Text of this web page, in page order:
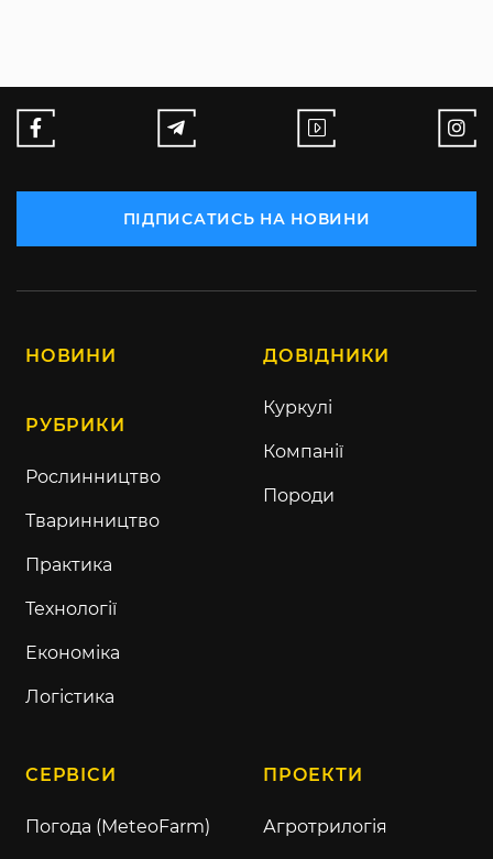
ПІДПИСАТИСЬ НА НОВИНИ
НОВИНИ
РУБРИКИ
Рослинництво
Тваринництво
Практика
Технології
Економіка
Логістика
ДОВІДНИКИ
Куркулі
Компанії
Породи
СЕРВІСИ
Погода (MeteoFarm)
ПРОЕКТИ
Агротрилогія